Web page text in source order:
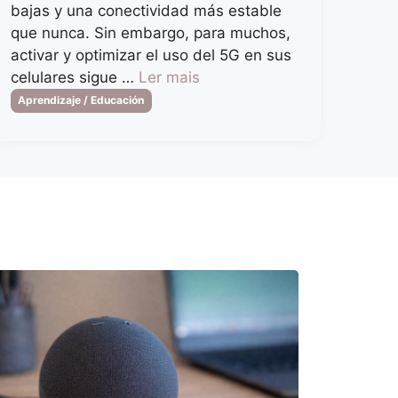
bajas y una conectividad más estable
que nunca. Sin embargo, para muchos,
activar y optimizar el uso del 5G en sus
celulares sigue … Ler mais
Categorias
Aprendizaje / Educación